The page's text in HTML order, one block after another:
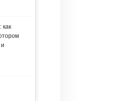
как